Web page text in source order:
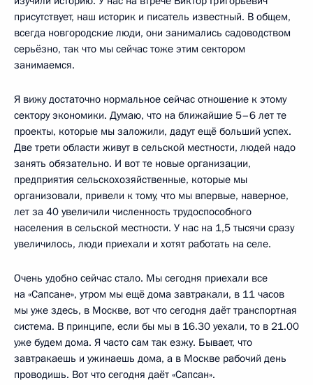
присутствует, наш историк и писатель известный. В общем,
всегда новгородские люди, они занимались садоводством
серьёзно, так что мы сейчас тоже этим сектором
занимаемся.
Я вижу достаточно нормальное сейчас отношение к этому
сектору экономики. Думаю, что на ближайшие 5–6 лет те
проекты, которые мы заложили, дадут ещё больший успех.
Две трети области живут в сельской местности, людей надо
занять обязательно. И вот те новые организации,
предприятия сельскохозяйственные, которые мы
организовали, привели к тому, что мы впервые, наверное,
лет за 40 увеличили численность трудоспособного
населения в сельской местности. У нас на 1,5 тысячи сразу
увеличилось, люди приехали и хотят работать на селе.
Очень удобно сейчас стало. Мы сегодня приехали все
на «Сапсане», утром мы ещё дома завтракали, в 11 часов
мы уже здесь, в Москве, вот что сегодня даёт транспортная
система. В принципе, если бы мы в 16.30 уехали, то в 21.00
уже будем дома. Я часто сам так езжу. Бывает, что
завтракаешь и ужинаешь дома, а в Москве рабочий день
проводишь. Вот что сегодня даёт «Сапсан».